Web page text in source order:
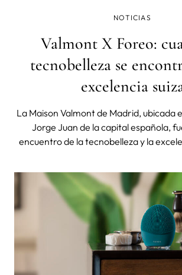
NOTICIAS
Valmont X Foreo:
tecnobelleza se
excelencia
La Maison Valmont de Madrid, ubicada
Jorge Juan de la capital española,
encuentro de la tecnobelleza y la
amigas de ambas marcas se reunieron
colección Luminosity